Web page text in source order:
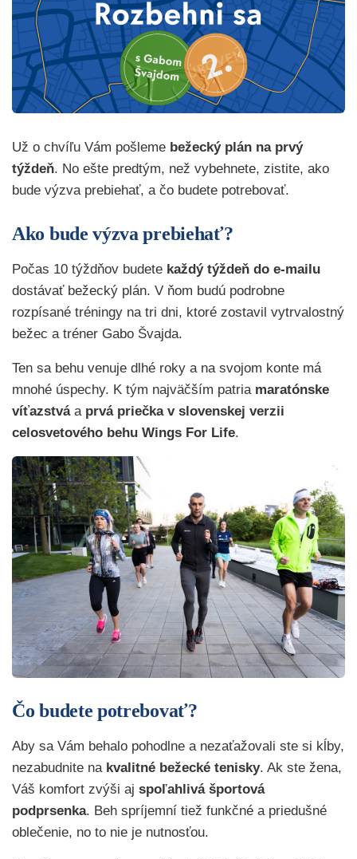
Už o chvíľu Vám pošleme bežecký plán na prvý
týždeň. No ešte predtým, než vybehnete, zistite, ako
bude výzva prebiehať, a čo budete potrebovať.
Ako bude výzva prebiehať?
Počas 10 týždňov budete každý týždeň do e-mailu
dostávať bežecký plán. V ňom budú podrobne
rozpísané tréningy na tri dni, ktoré zostavil vytrvalostný
bežec a tréner Gabo Švajda.
Ten sa behu venuje dlhé roky a na svojom konte má
mnohé úspechy. K tým najväčším patria maratónske
víťazstvá a prvá priečka v slovenskej verzii
celosvetového behu Wings For Life.
Čo budete potrebovať?
Aby sa Vám behalo pohodlne a nezaťažovali ste si kĺby,
nezabudnite na kvalitné bežecké tenisky. Ak ste žena,
Váš komfort zvýši aj spoľahlivá športová
podprsenka. Beh spríjemní tiež funkčné a priedušné
oblečenie, no to nie je nutnosťou.